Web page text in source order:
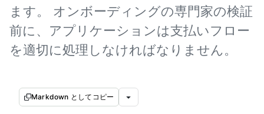
ます。 オンボーディングの専門家の検証
前に、アプリケーションは支払いフロー
を適切に処理しなければなりません。
Markdown としてコピー